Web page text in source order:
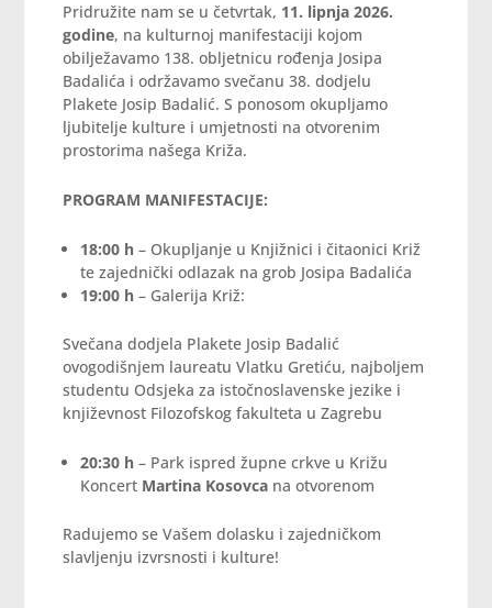
Pridružite nam se u četvrtak, 11. lipnja 2026.
godine, na kulturnoj manifestaciji kojom
obilježavamo 138. obljetnicu rođenja Josipa
Badalića i održavamo svečanu 38. dodjelu
Plakete Josip Badalić. S ponosom okupljamo
ljubitelje kulture i umjetnosti na otvorenim
prostorima našega Križa.
PROGRAM MANIFESTACIJE:
18:00 h – Okupljanje u Knjižnici i čitaonici Križ
te zajednički odlazak na grob Josipa Badalića
19:00 h – Galerija Križ:
Svečana dodjela Plakete Josip Badalić
ovogodišnjem laureatu Vlatku Gretiću, najboljem
studentu Odsjeka za istočnoslavenske jezike i
književnost Filozofskog fakulteta u Zagrebu
20:30 h – Park ispred župne crkve u Križu
Koncert Martina Kosovca na otvorenom
Radujemo se Vašem dolasku i zajedničkom
slavljenju izvrsnosti i kulture!